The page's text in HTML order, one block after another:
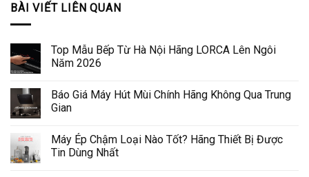
BÀI VIẾT LIÊN QUAN
Top Mẫu Bếp Từ Hà Nội Hãng LORCA Lên Ngôi
Năm 2026
Báo Giá Máy Hút Mùi Chính Hãng Không Qua Trung
Gian
Máy Ép Chậm Loại Nào Tốt? Hãng Thiết Bị Được
Tin Dùng Nhất